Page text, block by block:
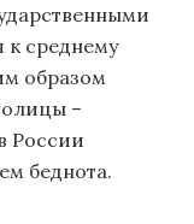
к среднему
образом
–
России
беднота.